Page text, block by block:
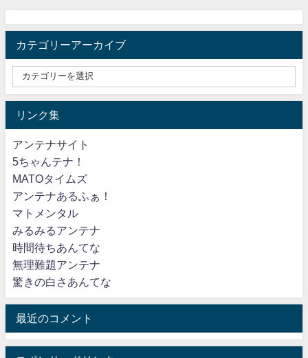
カテゴリーアーカイブ
リンク集
アンテナサイト
5ちゃんテナ！
MATOタイムズ
アンテナあるふぁ！
マトメンタル
みるみるアンテナ
時間待ちあんてな
無理難題アンテナ
驚きの白さあんてな
最近のコメント